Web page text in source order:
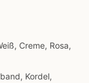
Creme, Rosa,
Kordel,